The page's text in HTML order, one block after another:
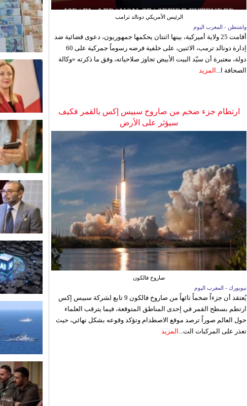
الرئيس الأمريكي دونالد ترامب
واشنطن - المغرب اليوم
أقامت 25 ولاية أميركية، بينها اثنتان يحكمها جمهوريون، دعوى قضائية ضد
إدارة دونالد ترمب، الاثنين، على خلفية فرضه رسوماً جمركية على 60
دولة، معتبرة أن سيّد البيت الأبيض تجاوز صلاحياته، وفق ما ذكرته «وكالة
الصحافة ا... المزيد
ارتطام جزء ضخم من صاروخ سبيس إكس بالقمر فكيف
سيؤثر على الأرض
صاروخ فالكون
نيويورك - المغرب اليوم
يُعتقد أن جزءاً ضخماً تائهاً من صاروخ فالكون 9 تابع لشركة سبيس إكس
ارتطم بسطح القمر في إحدى المناطق المتوقعة، فيما يترقب العلماء
حول العالم صوراً ترصد موقع الاصطدام وتؤكد وقوعه بشكل نهائي، حيث
تعذر على المركبات الت... المزيد